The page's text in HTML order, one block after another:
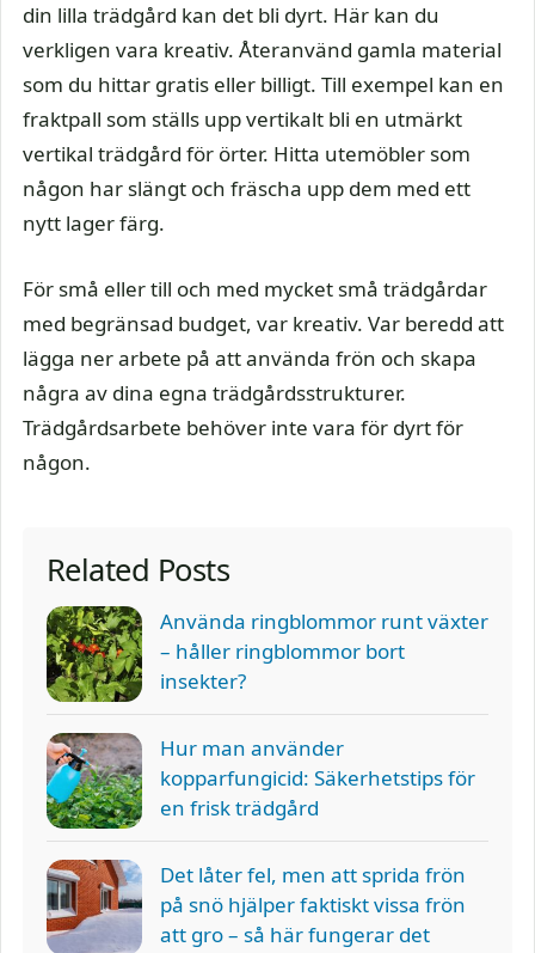
din lilla trädgård kan det bli dyrt. Här kan du
verkligen vara kreativ. Återanvänd gamla material
som du hittar gratis eller billigt. Till exempel kan en
fraktpall som ställs upp vertikalt bli en utmärkt
vertikal trädgård för örter. Hitta utemöbler som
någon har slängt och fräscha upp dem med ett
nytt lager färg.
För små eller till och med mycket små trädgårdar
med begränsad budget, var kreativ. Var beredd att
lägga ner arbete på att använda frön och skapa
några av dina egna trädgårdsstrukturer.
Trädgårdsarbete behöver inte vara för dyrt för
någon.
Related Posts
Använda ringblommor runt växter
– håller ringblommor bort
insekter?
Hur man använder
kopparfungicid: Säkerhetstips för
en frisk trädgård
Det låter fel, men att sprida frön
på snö hjälper faktiskt vissa frön
att gro – så här fungerar det